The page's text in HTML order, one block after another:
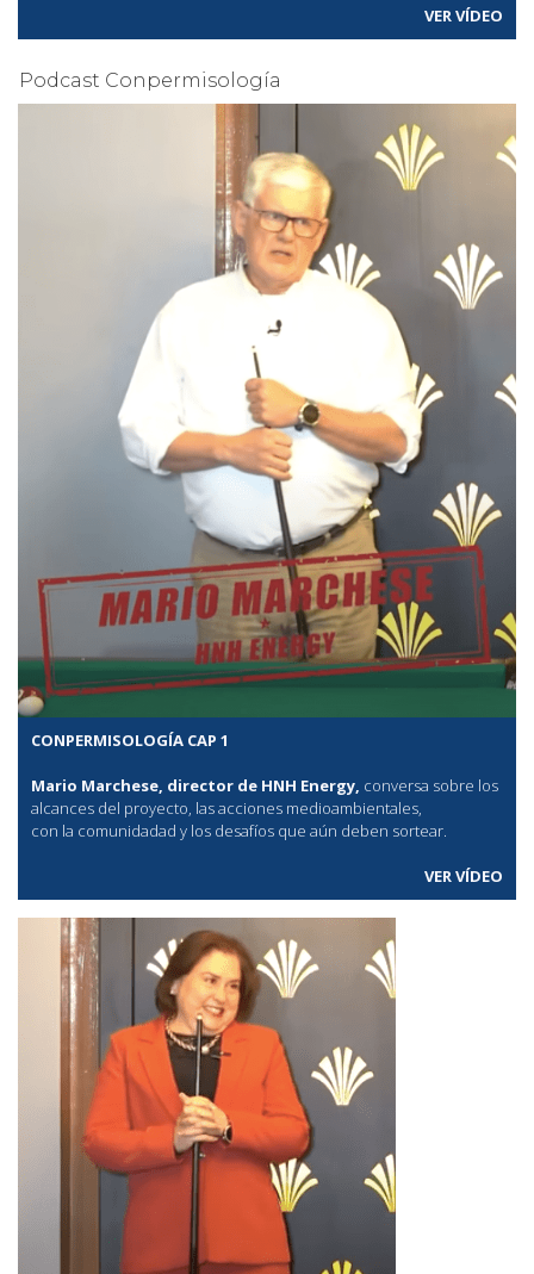
VER VÍDEO
Podcast Conpermisología
CONPERMISOLOGÍA CAP 1
Mario Marchese, director de HNH Energy, conversa sobre los
alcances del proyecto, las acciones medioambientales,
con la comunidadad y los desafíos que aún deben sortear.
VER VÍDEO